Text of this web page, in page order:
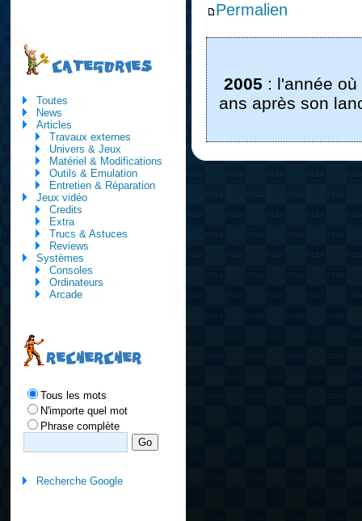
Permalien
2005 : l'année
ans après son
CATEGORIES
Toutes
News
Articles
Travaux externes
Univers & Jeux
Matériel & Modifications
Outils & Emulation
Entretien & Réparation
Jeux vidéo
Credits
Extra
Trucs & Astuces
Reviews
Systèmes
Consoles
Ordinateurs
Arcade
RECHERCHER
Tous les mots
N'importe quel mot
Phrase complète
Recherche Google